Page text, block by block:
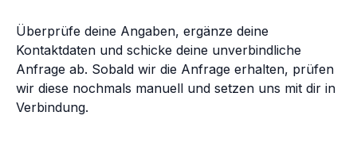
Überprüfe deine Angaben, ergänze deine
Kontaktdaten und schicke deine unverbindliche
Anfrage ab. Sobald wir die Anfrage erhalten, prüfen
wir diese nochmals manuell und setzen uns mit dir in
Verbindung.